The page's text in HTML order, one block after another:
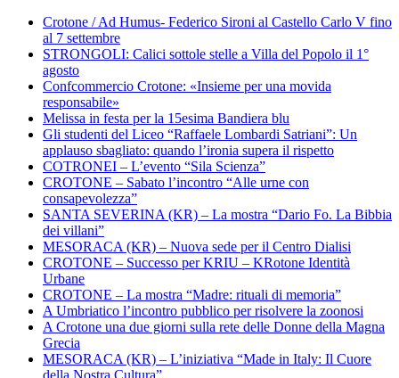
Crotone / Ad Humus- Federico Sironi al Castello Carlo V fino
al 7 settembre
STRONGOLI: Calici sottole stelle a Villa del Popolo il 1°
agosto
Confcommercio Crotone: «Insieme per una movida
responsabile»
Melissa in festa per la 15esima Bandiera blu
Gli studenti del Liceo “Raffaele Lombardi Satriani”: Un
applauso sbagliato: quando l’ironia supera il rispetto
COTRONEI – L’evento “Sila Scienza”
CROTONE – Sabato l’incontro “Alle urne con
consapevolezza”
SANTA SEVERINA (KR) – La mostra “Dario Fo. La Bibbia
dei villani”
MESORACA (KR) – Nuova sede per il Centro Dialisi
CROTONE – Successo per KRIU – KRotone Identità
Urbane
CROTONE – La mostra “Madre: rituali di memoria”
A Umbriatico l’incontro pubblico per risolvere la zoonosi
A Crotone una due giorni sulla rete delle Donne della Magna
Grecia
MESORACA (KR) – L’iniziativa “Made in Italy: Il Cuore
della Nostra Cultura”